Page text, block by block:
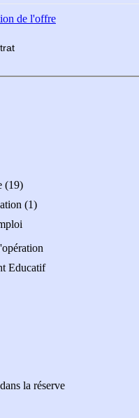
de l'offre
(19)
(1)
Educatif
la réserve